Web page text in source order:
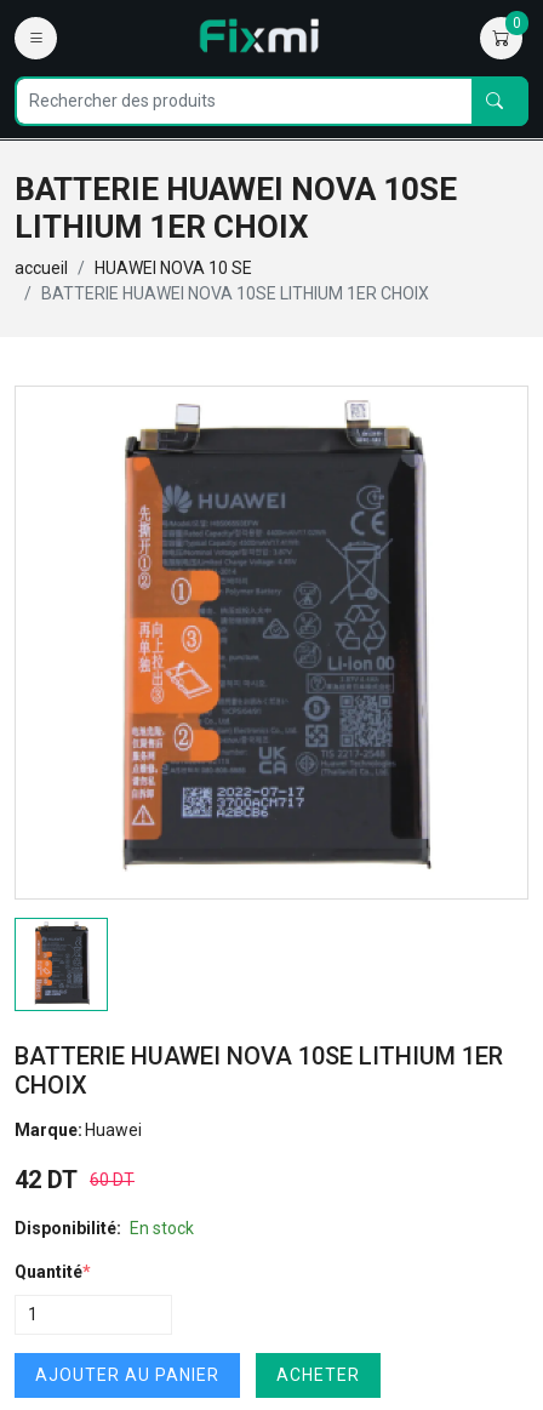
0
BATTERIE HUAWEI NOVA 10SE
LITHIUM 1ER CHOIX
accueil
HUAWEI NOVA 10 SE
BATTERIE HUAWEI NOVA 10SE LITHIUM 1ER CHOIX
BATTERIE HUAWEI NOVA 10SE LITHIUM 1ER
CHOIX
Marque: Huawei
42 DT 60 DT
Disponibilité: En stock
Quantité*
AJOUTER AU PANIER ACHETER